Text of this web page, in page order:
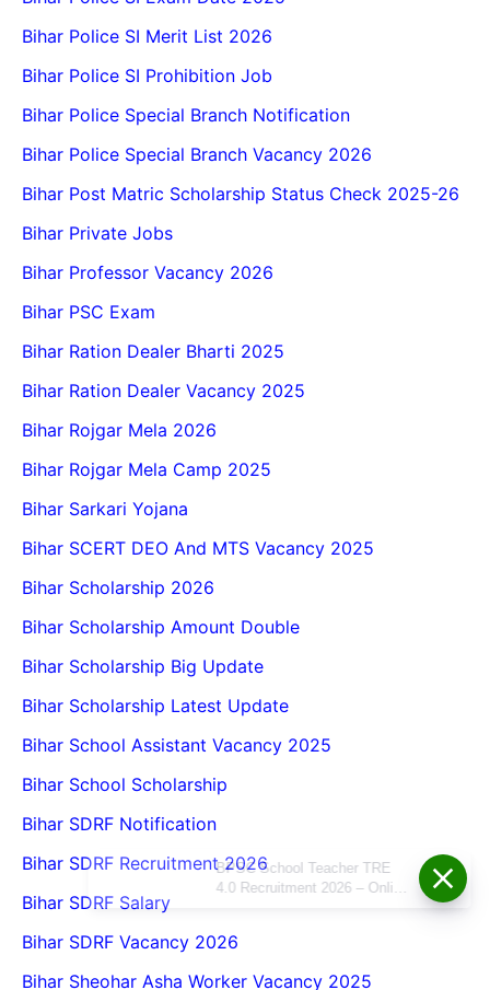
Bihar Police SI Merit List 2026
Bihar Police SI Prohibition Job
Bihar Police Special Branch Notification
Bihar Police Special Branch Vacancy 2026
Bihar Post Matric Scholarship Status Check 2025-26
Bihar Private Jobs
Bihar Professor Vacancy 2026
Bihar PSC Exam
Bihar Ration Dealer Bharti 2025
Bihar Ration Dealer Vacancy 2025
Bihar Rojgar Mela 2026
Bihar Rojgar Mela Camp 2025
Bihar Sarkari Yojana
Bihar SCERT DEO And MTS Vacancy 2025
Bihar Scholarship 2026
Bihar Scholarship Amount Double
Bihar Scholarship Big Update
Bihar Scholarship Latest Update
Bihar School Assistant Vacancy 2025
Bihar School Scholarship
Bihar SDRF Notification
Bihar SDRF Recruitment 2026
Bihar SDRF Salary
Bihar SDRF Vacancy 2026
Bihar Sheohar Asha Worker Vacancy 2025
BPSC School Teacher TRE
4.0 Recruitment 2026 – Online